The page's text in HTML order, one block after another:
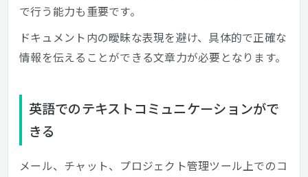
で行う能力も重要です。
ドキュメント内の曖昧な表現を避け、具体的で正確な
情報を伝えることができる文章力が必要となります。
英語でのテキストコミュニケーションがで
きる
メール、チャット、プロジェクト管理ツール上でのコ